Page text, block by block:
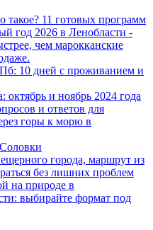
такое? 11 готовых программ
год 2026 в Ленобласти -
чем марокканские
10 дней с проживанием и
октябрь и ноябрь 2024 года
и ответов для
горы к морю в
города, маршрут из
без лишних проблем
на природе в
выбирайте формат под